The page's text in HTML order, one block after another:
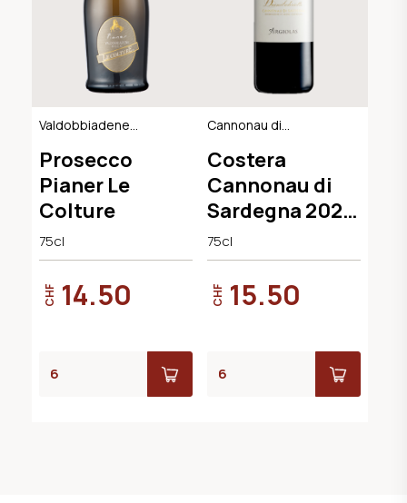
Valdobbiadene
Prosecco
Pianer Le
Colture
75cl
CHF 14.50
Cannonau di
Costera
Cannonau di
Sardegna 2022
Cantina
Argiolas
75cl
CHF 15.50